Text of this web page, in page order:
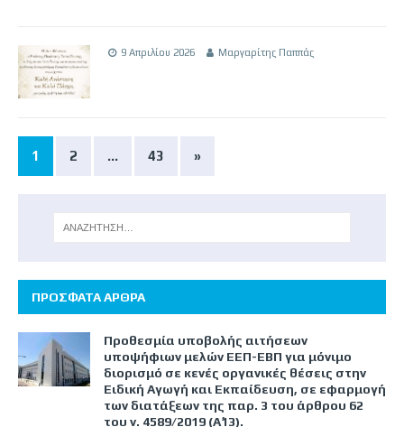
9 Απριλίου 2026 Μαργαρίτης Παππάς
1 2 … 43 »
ΠΡΟΣΦΑΤΑ ΑΡΘΡΑ
Προθεσμία υποβολής αιτήσεων
υποψήφιων μελών ΕΕΠ-ΕΒΠ για μόνιμο
διορισμό σε κενές οργανικές θέσεις στην
Ειδική Αγωγή και Εκπαίδευση, σε εφαρμογή
των διατάξεων της παρ. 3 του άρθρου 62
του ν. 4589/2019 (Α΄13).